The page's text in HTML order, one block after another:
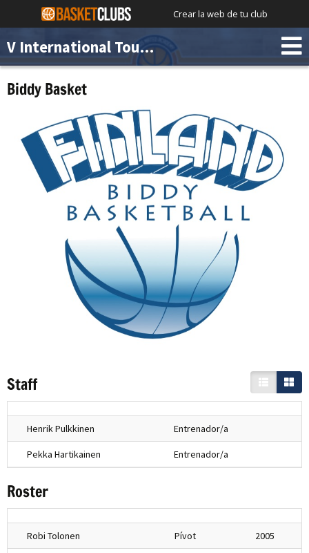
Crear la web de tu club
V International Tournament Chus Mateo Academy
Biddy Basket
Staff
Henrik Pulkkinen Entrenador/a
Pekka Hartikainen Entrenador/a
Roster
Robi Tolonen Pívot 2005